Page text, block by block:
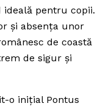
ideală pentru copii.
și absența unor
de coastă
de sigur și
o inițial Pontus